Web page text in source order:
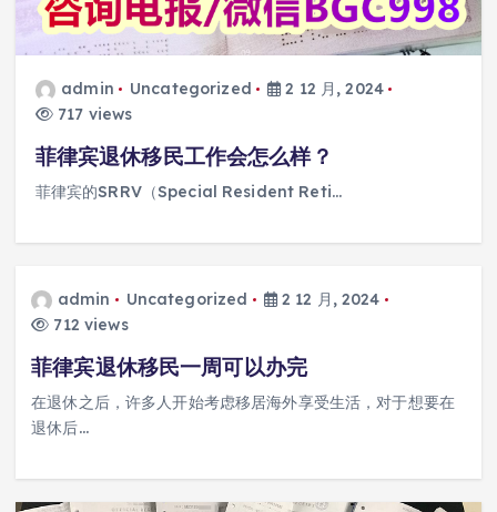
admin Uncategorized
2 12 月, 2024
717 views
菲律宾退休移民工作会怎么样？
菲律宾的SRRV（Special Resident Reti…
admin Uncategorized
2 12 月, 2024
712 views
菲律宾退休移民一周可以办完
在退休之后，许多人开始考虑移居海外享受生活，对于想要在
退休后…